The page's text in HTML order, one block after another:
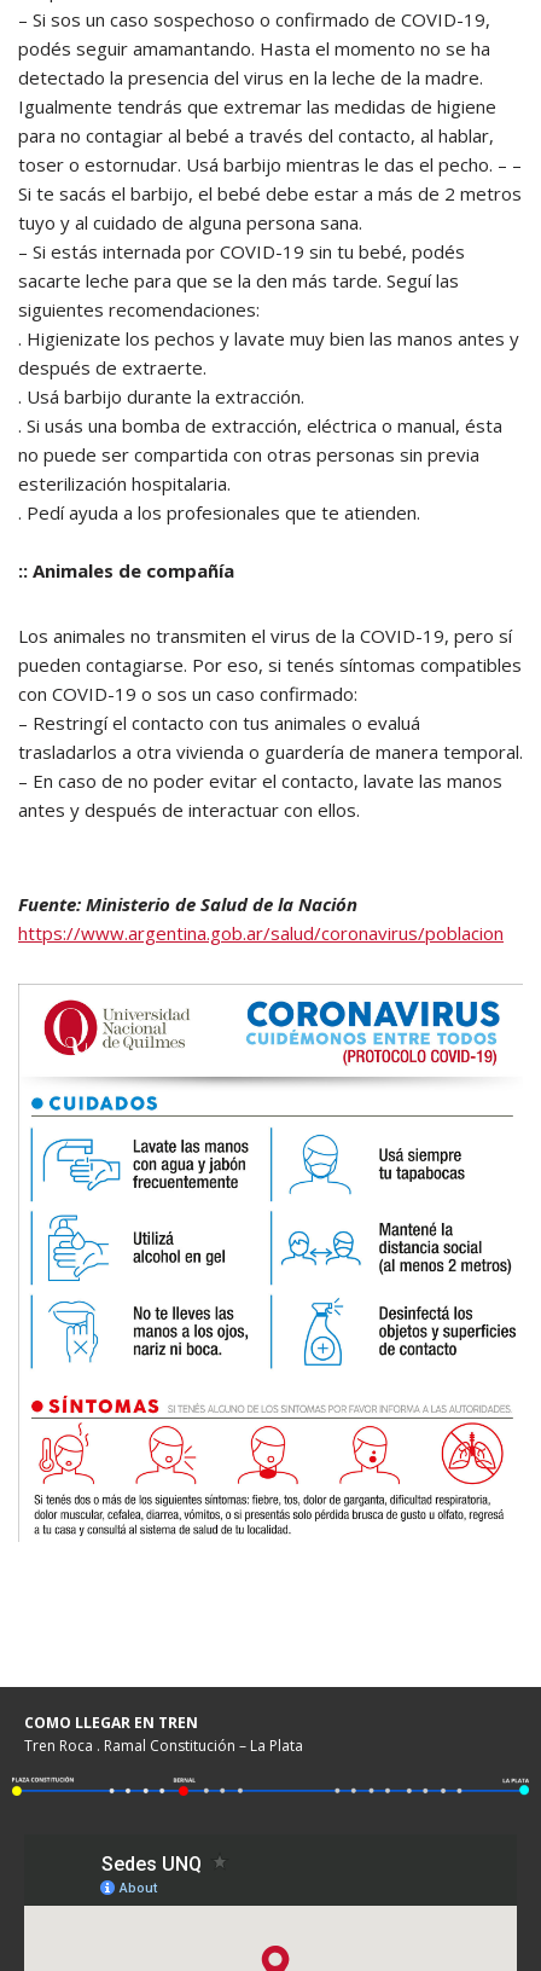
– Si sos un caso sospechoso o confirmado de COVID-19,
podés seguir amamantando. Hasta el momento no se ha
detectado la presencia del virus en la leche de la madre.
Igualmente tendrás que extremar las medidas de higiene
para no contagiar al bebé a través del contacto, al hablar,
toser o estornudar. Usá barbijo mientras le das el pecho. – –
Si te sacás el barbijo, el bebé debe estar a más de 2 metros
tuyo y al cuidado de alguna persona sana.
– Si estás internada por COVID-19 sin tu bebé, podés
sacarte leche para que se la den más tarde. Seguí las
siguientes recomendaciones:
. Higienizate los pechos y lavate muy bien las manos antes y
después de extraerte.
. Usá barbijo durante la extracción.
. Si usás una bomba de extracción, eléctrica o manual, ésta
no puede ser compartida con otras personas sin previa
esterilización hospitalaria.
. Pedí ayuda a los profesionales que te atienden.
:: Animales de compañía
Los animales no transmiten el virus de la COVID-19, pero sí
pueden contagiarse. Por eso, si tenés síntomas compatibles
con COVID-19 o sos un caso confirmado:
– Restringí el contacto con tus animales o evaluá
trasladarlos a otra vivienda o guardería de manera temporal.
– En caso de no poder evitar el contacto, lavate las manos
antes y después de interactuar con ellos.
Fuente: Ministerio de Salud de la Nación
https://www.argentina.gob.ar/salud/coronavirus/poblacion
COMO LLEGAR EN TREN
Tren Roca . Ramal Constitución – La Plata